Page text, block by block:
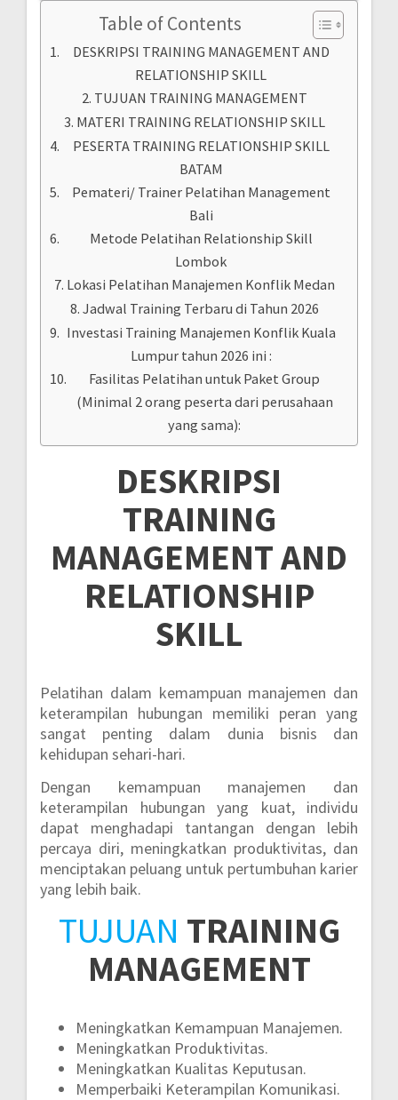
Table of Contents
DESKRIPSI TRAINING MANAGEMENT AND
RELATIONSHIP SKILL
TUJUAN TRAINING MANAGEMENT
MATERI TRAINING RELATIONSHIP SKILL
PESERTA TRAINING RELATIONSHIP SKILL
BATAM
Pemateri/ Trainer Pelatihan Management
Bali
Metode Pelatihan Relationship Skill
Lombok
Lokasi Pelatihan Manajemen Konflik Medan
Jadwal Training Terbaru di Tahun 2026
Investasi Training Manajemen Konflik Kuala
Lumpur tahun 2026 ini :
Fasilitas Pelatihan untuk Paket Group
(Minimal 2 orang peserta dari perusahaan
yang sama):
DESKRIPSI
TRAINING
MANAGEMENT AND
RELATIONSHIP
SKILL
Pelatihan dalam kemampuan manajemen dan
keterampilan hubungan memiliki peran yang
sangat penting dalam dunia bisnis dan
kehidupan sehari-hari.
Dengan kemampuan manajemen dan
keterampilan hubungan yang kuat, individu
dapat menghadapi tantangan dengan lebih
percaya diri, meningkatkan produktivitas, dan
menciptakan peluang untuk pertumbuhan karier
yang lebih baik.
TUJUAN TRAINING
MANAGEMENT
Meningkatkan Kemampuan Manajemen.
Meningkatkan Produktivitas.
Meningkatkan Kualitas Keputusan.
Memperbaiki Keterampilan Komunikasi.